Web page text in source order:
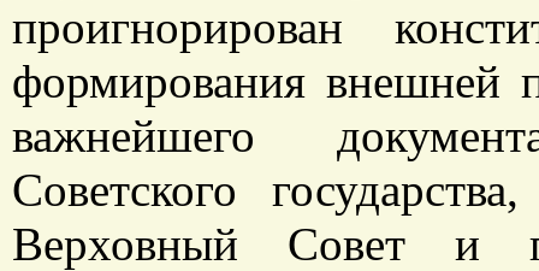
проигнорирован
формирования внешней
важнейшего
Советского
Верховный Совет и